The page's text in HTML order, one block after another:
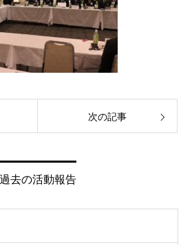
次の記事
過去の活動報告